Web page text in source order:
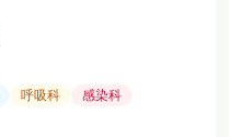
呼吸科
感染科